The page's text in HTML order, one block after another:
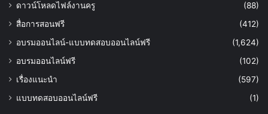
ดาวน์โหลดไฟล์งานครู
(88)
สื่อการสอนฟรี
(412)
อบรมออนไลน์-แบบทดสอบออนไลน์ฟรี
(1,624)
อบรมออนไลน์ฟรี
(102)
เรื่องแนะนำ
(597)
แบบทดสอบออนไลน์ฟรี
(1)